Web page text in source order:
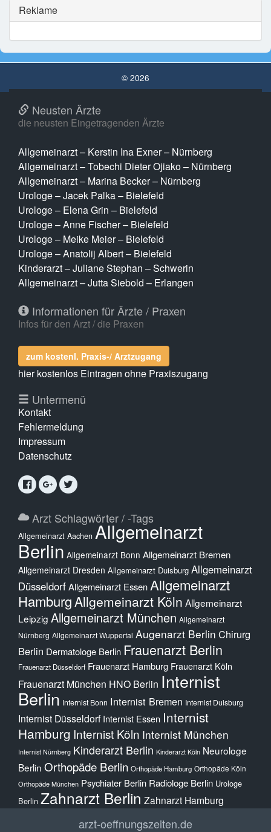
Reklame
© 2026
Neusten Ärzte
die neusten Eingetragenden Ärzte
Allgemeinarzt – Kerstin Ina Exner – Nürnberg
Allgemeinarzt – Tobechi Dieter Ojiako – Nürnberg
Allgemeinarzt – Marina Becker – Nürnberg
Urologe – Jacek Palka – Bielefeld
Urologe – Elena Grin – Bielefeld
Urologe – Anne Fischer – Bielefeld
Urologe – Meike Meier – Bielefeld
Urologe – Anatolij Albert – Bielefeld
Kinderarzt – Juliane Stephan – Schwerin
Allgemeinarzt – Jutta Siebold – Erlangen
Informationen für Ärzte / Praxen
Infos für den Arzt / die Praxen
zum kostenl. Praxis-/ Arztzugang
hier kostenlos Eintragen ohne Praxiszugang
Untermenü
Kontakt
Fehlermeldung
Impressum
Datenschutz
Arzt Schlagwörter / -Tags
Allgemeinarzt Aachen Allgemeinarzt
Berlin Allgemeinarzt Bonn Allgemeinarzt Bremen
Allgemeinarzt Dresden Allgemeinarzt Duisburg Allgemeinarzt
DüsseldorfAllgemeinarzt Essen Allgemeinarzt
HamburgAllgemeinarzt Köln Allgemeinarzt
Leipzig Allgemeinarzt München Allgemeinarzt
Nürnberg Allgemeinarzt Wuppertal Augenarzt Berlin Chirurg
Berlin Dermatologe Berlin Frauenarzt Berlin
Frauenarzt Düsseldorf Frauenarzt Hamburg Frauenarzt Köln
Frauenarzt München HNO Berlin Internist
Berlin Internist Bonn Internist Bremen Internist Duisburg
Internist Düsseldorf Internist Essen Internist
Hamburg Internist Köln Internist München
Internist Nürnberg Kinderarzt Berlin Kinderarzt Köln Neurologe
Berlin Orthopäde Berlin Orthopäde Hamburg Orthopäde Köln
Orthopäde München Psychiater Berlin Radiologe Berlin Urologe
Berlin Zahnarzt Berlin Zahnarzt Hamburg
arzt-oeffnungszeiten.de